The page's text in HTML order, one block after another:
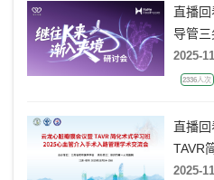
直播
导管
2025-
2336人次
直播
TAVR
入手
2025-